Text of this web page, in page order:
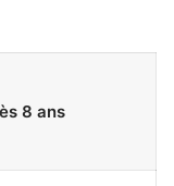
8 ans